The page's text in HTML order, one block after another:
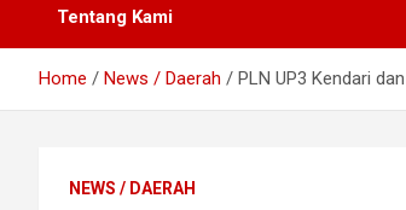
Tentang Kami
Home News / Daerah PLN UP3 Kendari
NEWS / DAERAH